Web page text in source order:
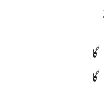
گا
گا